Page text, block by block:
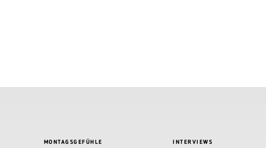
MONTAGSGEFÜHLE INTERVIEWS